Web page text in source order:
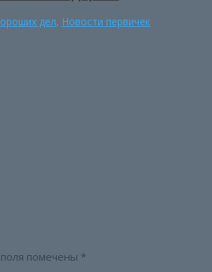
дел, Новости первичек
помечены *